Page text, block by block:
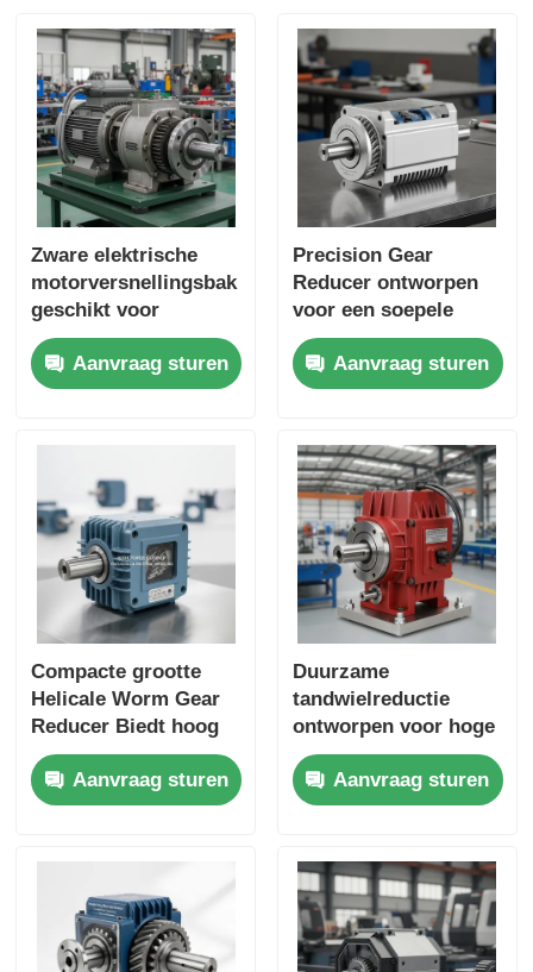
Zware elektrische
motorversnellingsbak
geschikt voor
industriële
toepassingen
Prestaties en
Aanvraag sturen
Precision Gear
Reducer ontworpen
voor een soepele
koppeloverdracht en
een lange levensduur
in industriële
Aanvraag sturen
Compacte grootte
Helicale Worm Gear
Reducer Biedt hoog
koppel Uitgang Ideaal
voor
verpakkingsmachines
Aanvraag sturen
Duurzame
tandwielreductie
ontworpen voor hoge
koppelafgifte en
verlengde levensduur
in industriële
Aanvraag sturen